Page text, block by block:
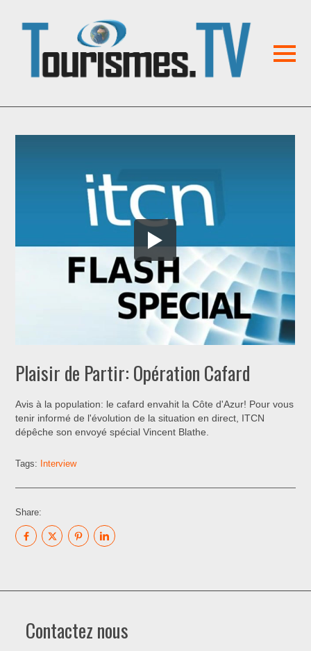
Plaisir de Partir: Opération Cafard
Avis à la population: le cafard envahit la Côte d'Azur! Pour vous
tenir informé de l'évolution de la situation en direct, ITCN
dépêche son envoyé spécial Vincent Blathe.
Tags: Interview
Share:
Contactez nous